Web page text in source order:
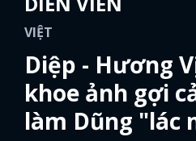
VIỆT
Diệp - Hương
khoe ảnh gợi
làm Dũng "lác